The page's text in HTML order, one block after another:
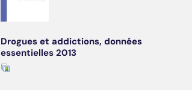
Drogues et addictions, données
essentielles 2013